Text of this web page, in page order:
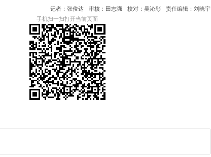
记者：张俊达 审核：田志强 校对：吴沁彤
责任编辑：刘晓宇
手机扫一扫打开当前页面